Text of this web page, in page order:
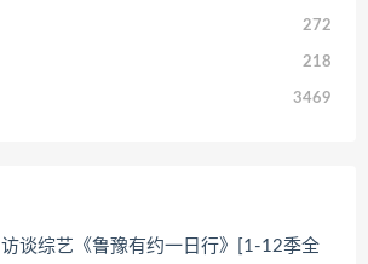
272
218
3469
访谈综艺《鲁豫有约一日行》[1-12季全